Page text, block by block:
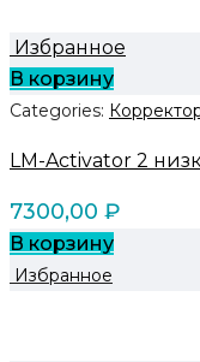
Избранное
В корзину
Categories:
LM-Activator 2
7300,00 ₽
В корзину
Избранное